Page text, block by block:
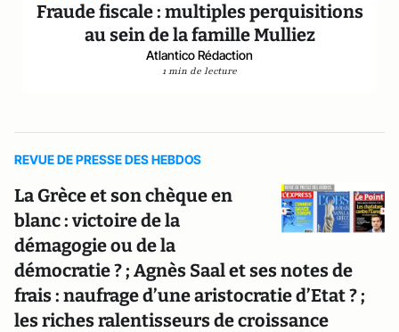
Fraude fiscale : multiples perquisitions
au sein de la famille Mulliez
Atlantico Rédaction
1 min de lecture
REVUE DE PRESSE DES HEBDOS
La Grèce et son chèque en
blanc : victoire de la
démagogie ou de la
démocratie ? ; Agnès Saal et ses notes de
frais : naufrage d’une aristocratie d’Etat ? ;
les riches ralentisseurs de croissance